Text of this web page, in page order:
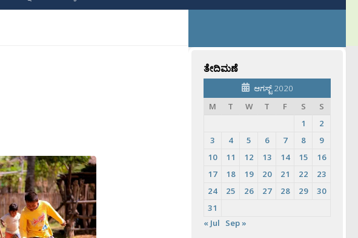
ತೇದಿಮಣೆ
ಆಗಸ್ಟ್ 2020
M
T W T F S
S
1
2
3
4 5 6 7 8
9
10
11 12 13 14 15
16
17
18 19 20 21 22
23
24
25 26 27 28 29
30
31
« Jul
Sep »